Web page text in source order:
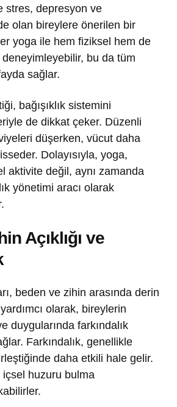
stres, depresyon ve
olan bireylere önerilen bir
yoga ile hem fiziksel hem de
bu da tüm
sağlar.
bağışıklık sistemini
de dikkat çeker. Düzenli
düşerken, vücut daha
Dolayısıyla, yoga,
aktivite değil, aynı zamanda
yönetimi aracı olarak
Açıklığı ve
beden ve zihin arasında derin
olarak, bireylerin
duygularında farkındalık
Farkındalık, genellikle
daha etkili hale gelir.
huzuru bulma